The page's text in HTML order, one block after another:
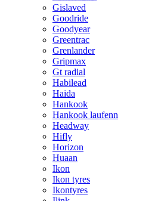
Gislaved
Goodride
Goodyear
Greentrac
Grenlander
Gripmax
Gt radial
Habilead
Haida
Hankook
Hankook laufenn
Headway
Hifly
Horizon
Huaan
Ikon
Ikon tyres
Ikontyres